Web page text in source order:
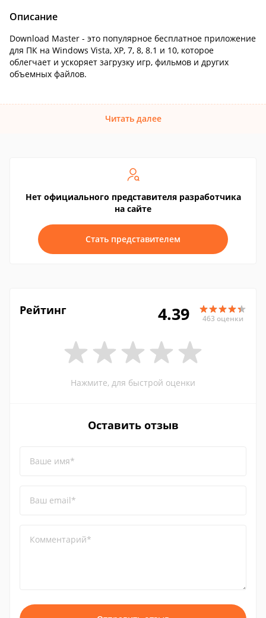
Описание
Download Master - это популярное бесплатное приложение
для ПК на Windows Vista, XP, 7, 8, 8.1 и 10, которое
облегчает и ускоряет загрузку игр, фильмов и других
объемных файлов.
Читать далее
Нет официального представителя разработчика
на сайте
Стать представителем
Рейтинг 4.39 463 оценки
Нажмите, для быстрой оценки
Оставить отзыв
Ваше имя*
Ваш email*
Комментарий*